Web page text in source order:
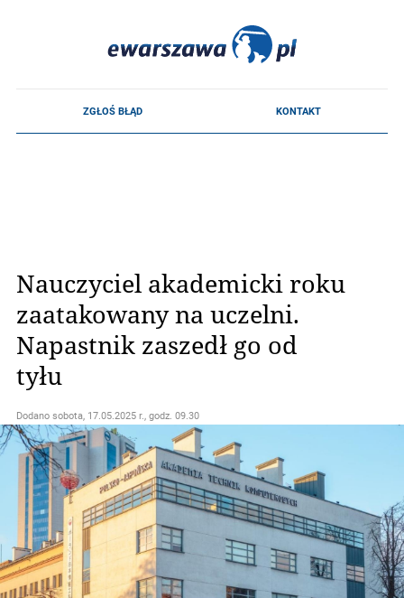
Nauczyciel akademicki roku
zaatakowany na uczelni.
Napastnik zaszedł go od
tyłu
Dodano sobota, 17.05.2025 r., godz. 09.30